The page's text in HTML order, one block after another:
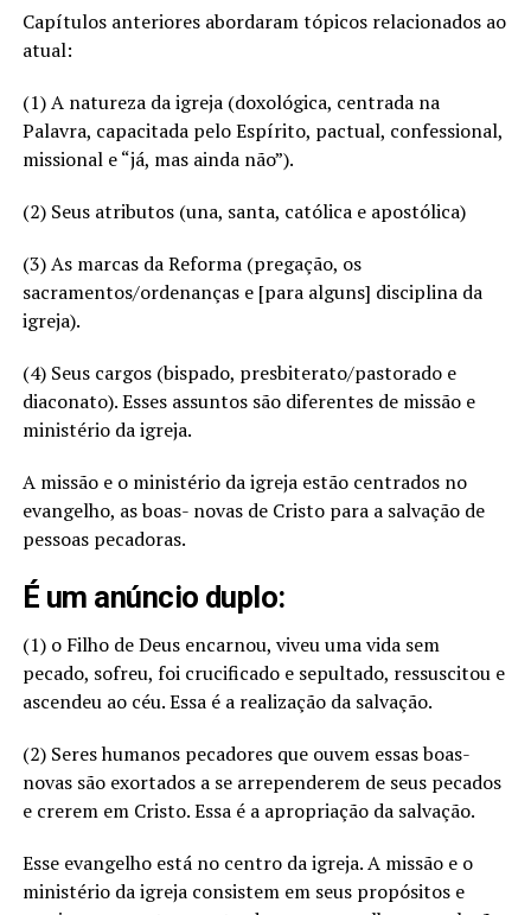
Capítulos anteriores abordaram tópicos relacionados ao
atual:
(1) A natureza da igreja (doxológica, centrada na
Palavra, capacitada pelo Espírito, pactual, confessional,
missional e “já, mas ainda não”).
(2) Seus atributos (una, santa, católica e apostólica)
(3) As marcas da Reforma (pregação, os
sacramentos/ordenanças e [para alguns] disciplina da
igreja).
(4) Seus cargos (bispado, presbiterato/pastorado e
diaconato). Esses assuntos são diferentes de missão e
ministério da igreja.
A missão e o ministério da igreja estão centrados no
evangelho, as boas- novas de Cristo para a salvação de
pessoas pecadoras.
É um anúncio duplo:
(1) o Filho de Deus encarnou, viveu uma vida sem
pecado, sofreu, foi crucificado e sepultado, ressuscitou e
ascendeu ao céu. Essa é a realização da salvação.
(2) Seres humanos pecadores que ouvem essas boas-
novas são exortados a se arrependerem de seus pecados
e crerem em Cristo. Essa é a apropriação da salvação.
Esse evangelho está no centro da igreja. A missão e o
ministério da igreja consistem em seus propósitos e